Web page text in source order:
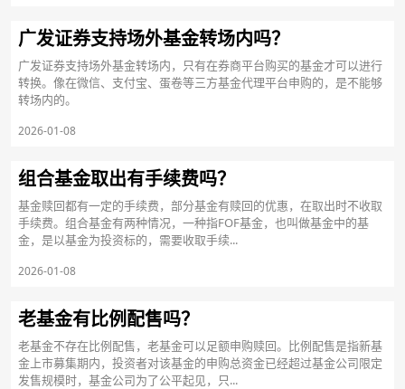
广发证券支持场外基金转场内吗？
广发证券支持场外基金转场内，只有在券商平台购买的基金才可以进行
转换。像在微信、支付宝、蛋卷等三方基金代理平台申购的，是不能够
转场内的。
2026-01-08
组合基金取出有手续费吗？
基金赎回都有一定的手续费，部分基金有赎回的优惠，在取出时不收取
手续费。组合基金有两种情况，一种指FOF基金，也叫做基金中的基
金，是以基金为投资标的，需要收取手续...
2026-01-08
老基金有比例配售吗？
老基金不存在比例配售，老基金可以足额申购赎回。比例配售是指新基
金上市募集期内，投资者对该基金的申购总资金已经超过基金公司限定
发售规模时，基金公司为了公平起见，只...